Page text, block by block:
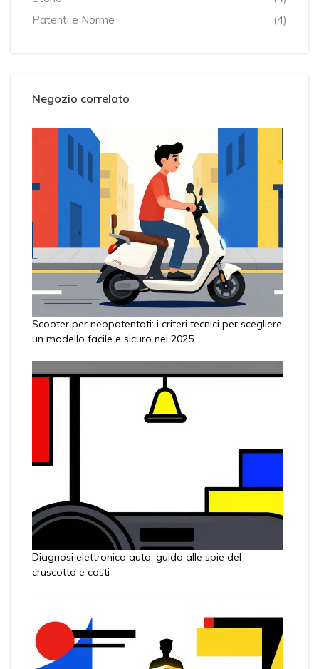
Patenti e Norme
(4)
Negozio correlato
Scooter per neopatentati: i criteri tecnici per scegliere
un modello facile e sicuro nel 2025
Diagnosi elettronica auto: guida alle spie del
cruscotto e costi